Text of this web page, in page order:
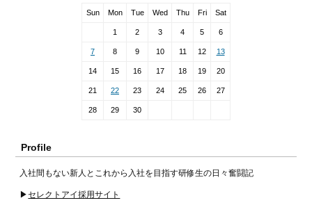
Profile
入社間もない新人とこれから入社を目指す研修生の日々奮闘記
▶︎セレクトアイ採用サイト